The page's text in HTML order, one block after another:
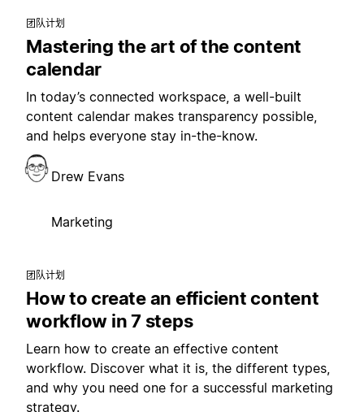
团队计划
Mastering the art of the content
calendar
In today’s connected workspace, a well-built
content calendar makes transparency possible,
and helps everyone stay in-the-know.
Drew Evans
Marketing
团队计划
How to create an efficient content
workflow in 7 steps
Learn how to create an effective content
workflow. Discover what it is, the different types,
and why you need one for a successful marketing
strategy.